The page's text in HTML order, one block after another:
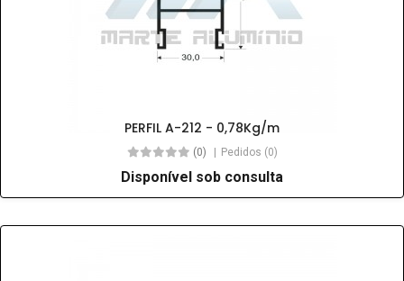
PERFIL A-212 - 0,78Kg/m
(0) Pedidos (0)
Disponível sob consulta